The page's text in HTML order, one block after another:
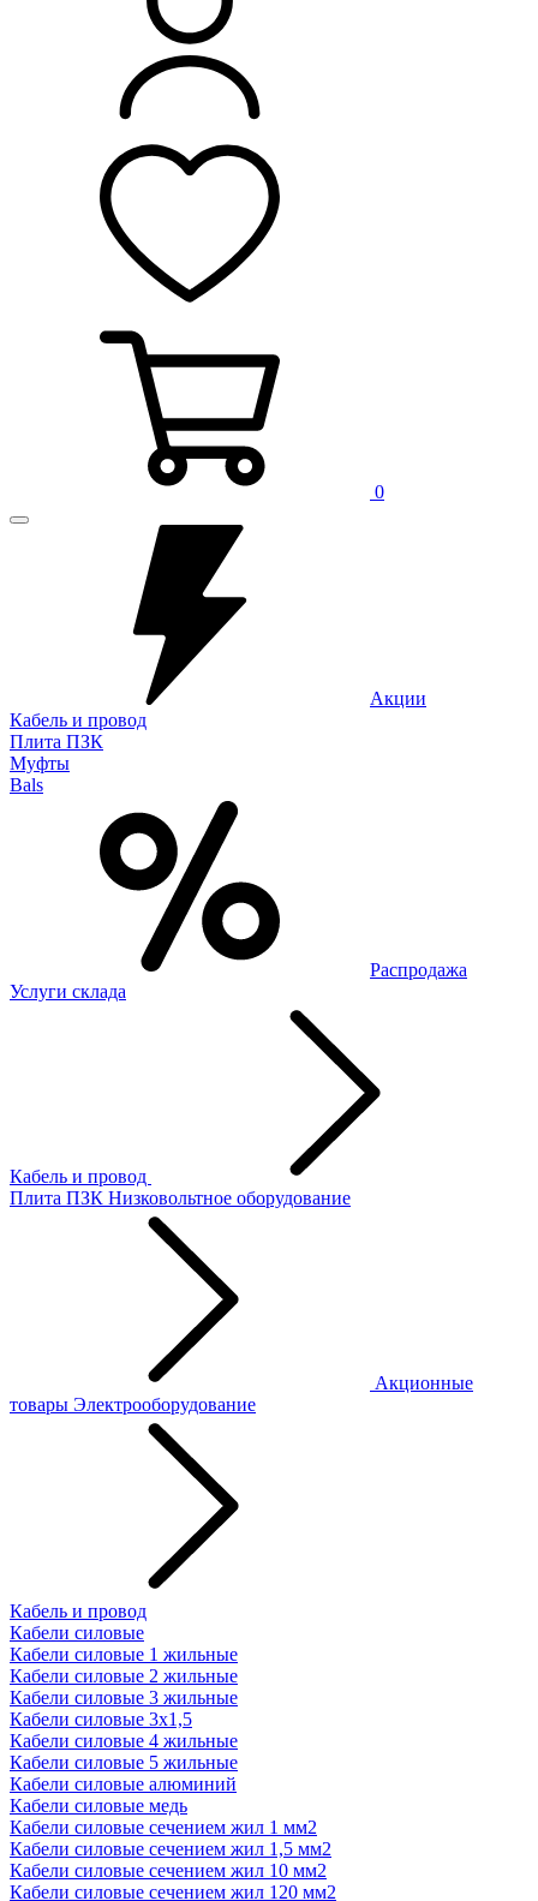
0
Акции
Кабель и провод
Плита ПЗК
Муфты
Bals
Распродажа
Услуги склада
Кабель и провод
Плита ПЗК Низковольтное оборудование
Акционные
товары Электрооборудование
Кабель и провод
Кабели силовые
Кабели силовые 1 жильные
Кабели силовые 2 жильные
Кабели силовые 3 жильные
Кабели силовые 3х1,5
Кабели силовые 4 жильные
Кабели силовые 5 жильные
Кабели силовые алюминий
Кабели силовые медь
Кабели силовые сечением жил 1 мм2
Кабели силовые сечением жил 1,5 мм2
Кабели силовые сечением жил 10 мм2
Кабели силовые сечением жил 120 мм2